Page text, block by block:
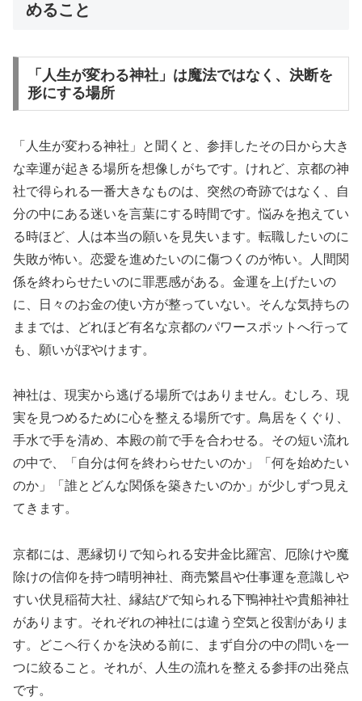
めること
「人生が変わる神社」は魔法ではなく、決断を
形にする場所
「人生が変わる神社」と聞くと、参拝したその日から大き
な幸運が起きる場所を想像しがちです。けれど、京都の神
社で得られる一番大きなものは、突然の奇跡ではなく、自
分の中にある迷いを言葉にする時間です。悩みを抱えてい
る時ほど、人は本当の願いを見失います。転職したいのに
失敗が怖い。恋愛を進めたいのに傷つくのが怖い。人間関
係を終わらせたいのに罪悪感がある。金運を上げたいの
に、日々のお金の使い方が整っていない。そんな気持ちの
ままでは、どれほど有名な京都のパワースポットへ行って
も、願いがぼやけます。
神社は、現実から逃げる場所ではありません。むしろ、現
実を見つめるために心を整える場所です。鳥居をくぐり、
手水で手を清め、本殿の前で手を合わせる。その短い流れ
の中で、「自分は何を終わらせたいのか」「何を始めたい
のか」「誰とどんな関係を築きたいのか」が少しずつ見え
てきます。
京都には、悪縁切りで知られる安井金比羅宮、厄除けや魔
除けの信仰を持つ晴明神社、商売繁昌や仕事運を意識しや
すい伏見稲荷大社、縁結びで知られる下鴨神社や貴船神社
があります。それぞれの神社には違う空気と役割がありま
す。どこへ行くかを決める前に、まず自分の中の問いを一
つに絞ること。それが、人生の流れを整える参拝の出発点
です。